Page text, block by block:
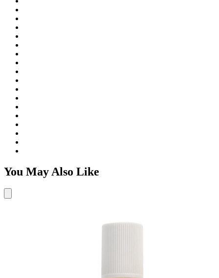
You May Also Like